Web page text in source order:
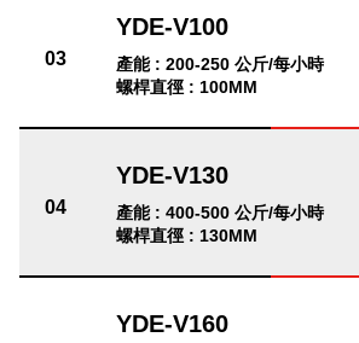
產能 : 200-250 公斤/每小時
螺桿直徑 : 100MM
產能 : 400-500 公斤/每小時
螺桿直徑 : 130MM